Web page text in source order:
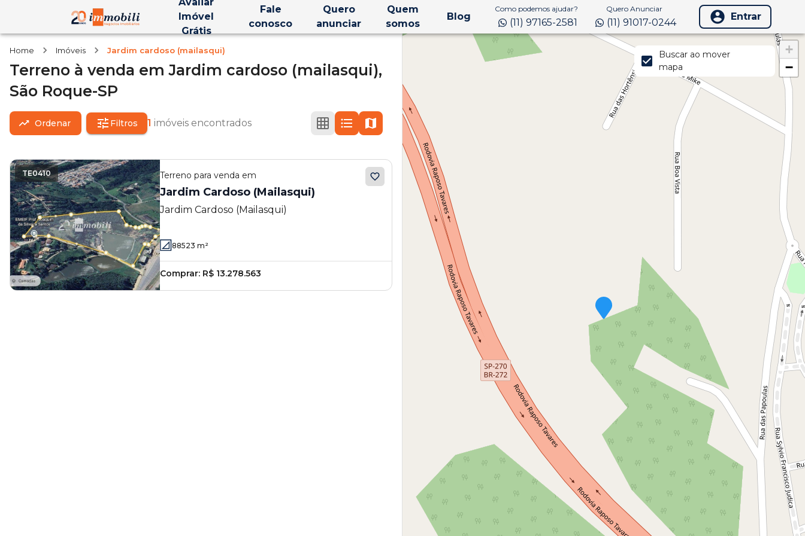
Imóvel
Grátis
Fale
conosco
Quero
anunciar
Quem
somos
Blog
Como podemos ajudar?
(11) 97165-2581
Quero Anunciar
(11) 91017-0244 Entrar
Home Imóveis Jardim cardoso (mailasqui)
Terreno à venda emJardim cardoso (mailasqui),
São Roque-SP
Ordenar Filtros 1 imóveis encontrados
TE0410 Terreno para venda em
Jardim Cardoso (Mailasqui)
Jardim Cardoso (Mailasqui)
88523 m²
Comprar: R$ 13.278.563
+
−
Buscar ao mover
mapa